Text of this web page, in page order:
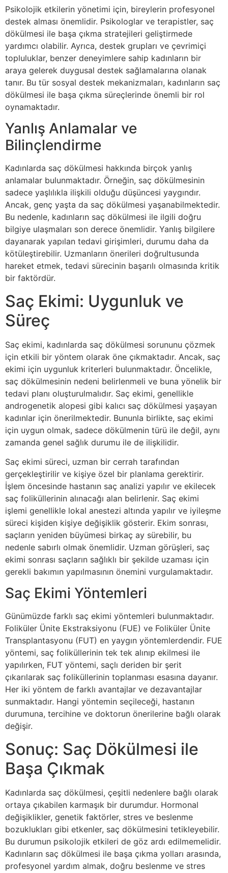
Psikolojik etkilerin yönetimi için, bireylerin profesyonel
destek alması önemlidir. Psikologlar ve terapistler, saç
dökülmesi ile başa çıkma stratejileri geliştirmede
yardımcı olabilir. Ayrıca, destek grupları ve çevrimiçi
topluluklar, benzer deneyimlere sahip kadınların bir
araya gelerek duygusal destek sağlamalarına olanak
tanır. Bu tür sosyal destek mekanizmaları, kadınların saç
dökülmesi ile başa çıkma süreçlerinde önemli bir rol
oynamaktadır.
Yanlış Anlamalar ve
Bilinçlendirme
Kadınlarda saç dökülmesi hakkında birçok yanlış
anlamalar bulunmaktadır. Örneğin, saç dökülmesinin
sadece yaşlılıkla ilişkili olduğu düşüncesi yaygındır.
Ancak, genç yaşta da saç dökülmesi yaşanabilmektedir.
Bu nedenle, kadınların saç dökülmesi ile ilgili doğru
bilgiye ulaşmaları son derece önemlidir. Yanlış bilgilere
dayanarak yapılan tedavi girişimleri, durumu daha da
kötüleştirebilir. Uzmanların önerileri doğrultusunda
hareket etmek, tedavi sürecinin başarılı olmasında kritik
bir faktördür.
Saç Ekimi: Uygunluk ve
Süreç
Saç ekimi, kadınlarda saç dökülmesi sorununu çözmek
için etkili bir yöntem olarak öne çıkmaktadır. Ancak, saç
ekimi için uygunluk kriterleri bulunmaktadır. Öncelikle,
saç dökülmesinin nedeni belirlenmeli ve buna yönelik bir
tedavi planı oluşturulmalıdır. Saç ekimi, genellikle
androgenetik alopesi gibi kalıcı saç dökülmesi yaşayan
kadınlar için önerilmektedir. Bununla birlikte, saç ekimi
için uygun olmak, sadece dökülmenin türü ile değil, aynı
zamanda genel sağlık durumu ile de ilişkilidir.
Saç ekimi süreci, uzman bir cerrah tarafından
gerçekleştirilir ve kişiye özel bir planlama gerektirir.
İşlem öncesinde hastanın saç analizi yapılır ve ekilecek
saç foliküllerinin alınacağı alan belirlenir. Saç ekimi
işlemi genellikle lokal anestezi altında yapılır ve iyileşme
süreci kişiden kişiye değişiklik gösterir. Ekim sonrası,
saçların yeniden büyümesi birkaç ay sürebilir, bu
nedenle sabırlı olmak önemlidir. Uzman görüşleri, saç
ekimi sonrası saçların sağlıklı bir şekilde uzaması için
gerekli bakımın yapılmasının önemini vurgulamaktadır.
Saç Ekimi Yöntemleri
Günümüzde farklı saç ekimi yöntemleri bulunmaktadır.
Foliküler Ünite Ekstraksiyonu (FUE) ve Foliküler Ünite
Transplantasyonu (FUT) en yaygın yöntemlerdendir. FUE
yöntemi, saç foliküllerinin tek tek alınıp ekilmesi ile
yapılırken, FUT yöntemi, saçlı deriden bir şerit
çıkarılarak saç foliküllerinin toplanması esasına dayanır.
Her iki yöntem de farklı avantajlar ve dezavantajlar
sunmaktadır. Hangi yöntemin seçileceği, hastanın
durumuna, tercihine ve doktorun önerilerine bağlı olarak
değişir.
Sonuç: Saç Dökülmesi ile
Başa Çıkmak
Kadınlarda saç dökülmesi, çeşitli nedenlere bağlı olarak
ortaya çıkabilen karmaşık bir durumdur. Hormonal
değişiklikler, genetik faktörler, stres ve beslenme
bozuklukları gibi etkenler, saç dökülmesini tetikleyebilir.
Bu durumun psikolojik etkileri de göz ardı edilmemelidir.
Kadınların saç dökülmesi ile başa çıkma yolları arasında,
profesyonel yardım almak, doğru beslenme ve stres